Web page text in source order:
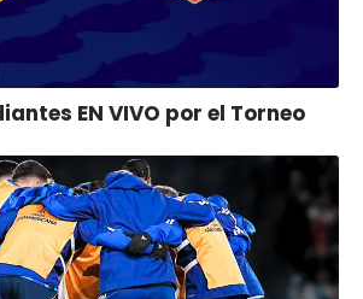
EN VIVO por el Torneo